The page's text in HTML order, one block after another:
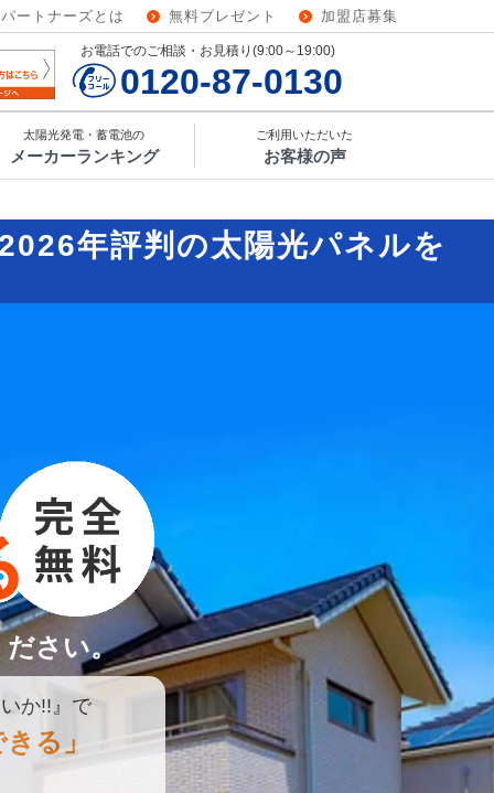
ートナーズとは 無料プレゼント 加盟店募集
お電話でのご相談・お見積り(9:00～19:00)
0120-87-0130
太陽光発電・蓄電池の
メーカーランキング
ご利用いただいた
お客様の声
年評判の太陽光パネルを
ださい。
か!!』で
る」